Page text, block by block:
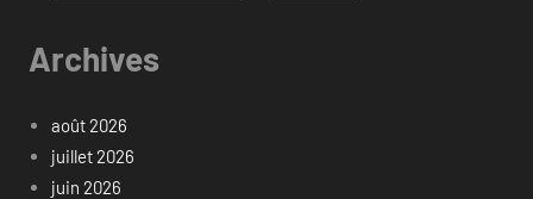
Archives
août 2026
juillet 2026
juin 2026